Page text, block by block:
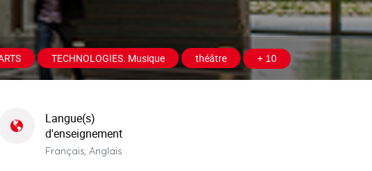
TECHNOLOGIES. Musique théâtre + 10
Langue(s)
d'enseignement
Français, Anglais